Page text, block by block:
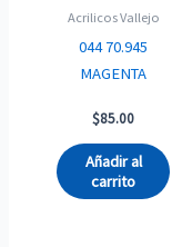
Acrilicos Vallejo
044 70.945
MAGENTA
$85.00
Añadir al
carrito